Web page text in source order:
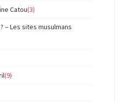
Catou(3)
– Les sites musulmans
(9)